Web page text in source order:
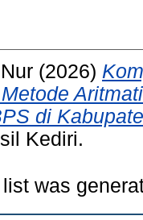
(2026)
di
Kediri.
was